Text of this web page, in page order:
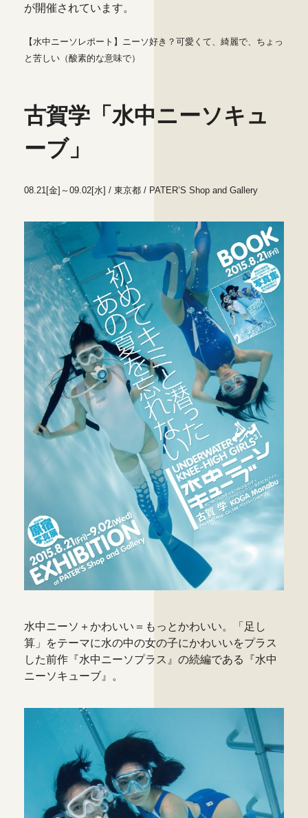
が開催されています。
【水中ニーソレポート】ニーソ好き？可愛くて、綺麗で、ちょっ
と苦しい（酸素的な意味で）
古賀学「水中ニーソキュ
ーブ」
08.21[金]～09.02[水] / 東京都 / PATER’S Shop and Gallery
水中ニーソ＋かわいい＝もっとかわいい。「足し
算」をテーマに水の中の女の子にかわいいをプラス
した前作 『水中ニーソプラス』 の続編である『水中
ニーソキューブ』。